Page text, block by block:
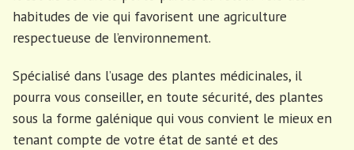
habitudes de vie qui favorisent une agriculture
respectueuse de l’environnement.
Spécialisé dans l’usage des plantes médicinales, il
pourra vous conseiller, en toute sécurité, des plantes
sous la forme galénique qui vous convient le mieux en
tenant compte de votre état de santé et des